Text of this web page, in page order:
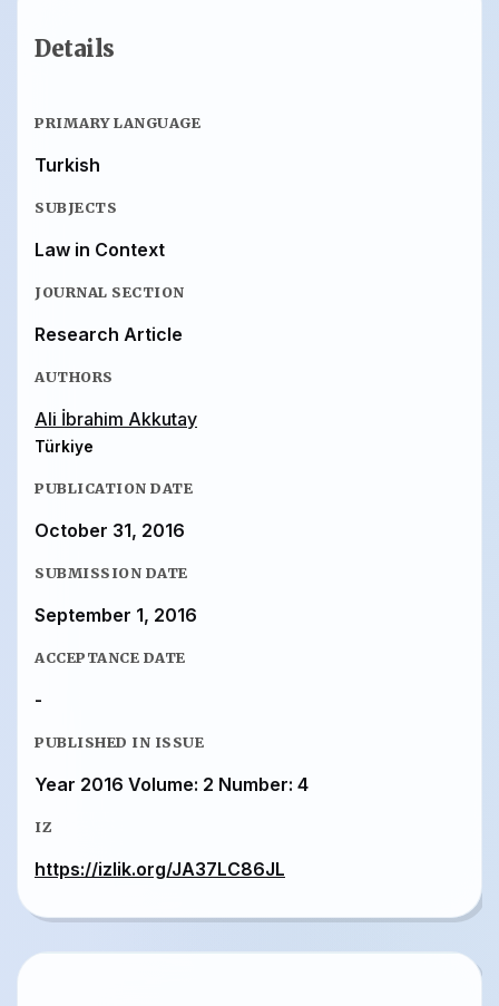
Details
PRIMARY LANGUAGE
Turkish
SUBJECTS
Law in Context
JOURNAL SECTION
Research Article
AUTHORS
Ali İbrahim Akkutay
Türkiye
PUBLICATION DATE
October 31, 2016
SUBMISSION DATE
September 1, 2016
ACCEPTANCE DATE
-
PUBLISHED IN ISSUE
Year 2016 Volume: 2 Number: 4
IZ
https://izlik.org/JA37LC86JL